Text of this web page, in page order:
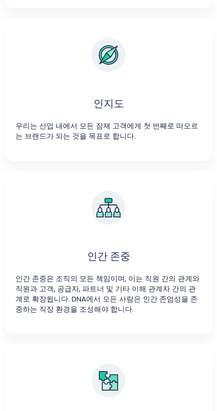
인지도
우리는 산업 내에서 모든 잠재 고객에게 첫 번째로 떠오르
는 브랜드가 되는 것을 목표로 합니다.
인간 존중
인간 존중은 조직의 모든 책임이며, 이는 직원 간의 관계와
직원과 고객, 공급자, 파트너 및 기타 이해 관계자 간의 관
계로 확장됩니다. DNA에서 모든 사람은 인간 존엄성을 존
중하는 직장 환경을 조성해야 합니다.